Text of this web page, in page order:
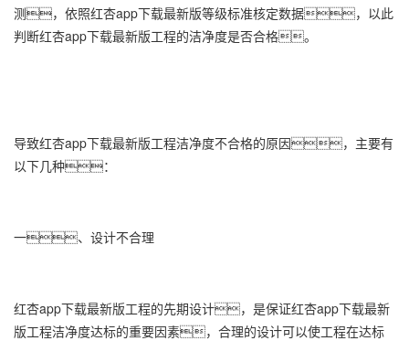
测，依照红杏app下载最新版等级标准核定数据，以此
判断红杏app下载最新版工程的洁净度是否合格。
导致红杏app下载最新版工程洁净度不合格的原因，主要有
以下几种：
一、设计不合理
红杏app下载最新版工程的先期设计，是保证红杏app下载最新
版工程洁净度达标的重要因素，合理的设计可以使工程在达标